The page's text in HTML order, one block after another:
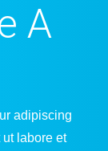
A
adipiscing
labore et